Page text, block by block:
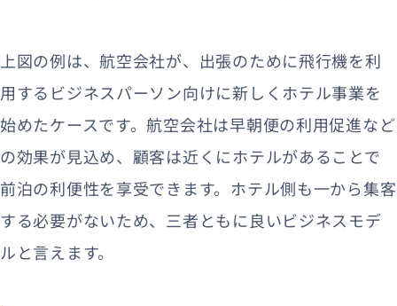
上図の例は、航空会社が、出張のために飛行機を利
用するビジネスパーソン向けに新しくホテル事業を
始めたケースです。航空会社は早朝便の利用促進など
の効果が見込め、顧客は近くにホテルがあることで
前泊の利便性を享受できます。ホテル側も一から集客
する必要がないため、三者ともに良いビジネスモデ
ルと言えます。